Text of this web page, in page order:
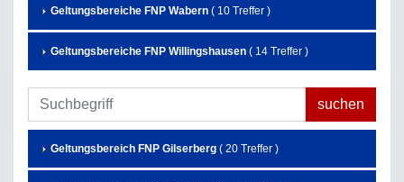
Geltungsbereiche FNP Wabern ( 10 Treffer )
Geltungsbereiche FNP Willingshausen ( 14 Treffer )
Geltungsbereich FNP Gilserberg ( 20 Treffer )